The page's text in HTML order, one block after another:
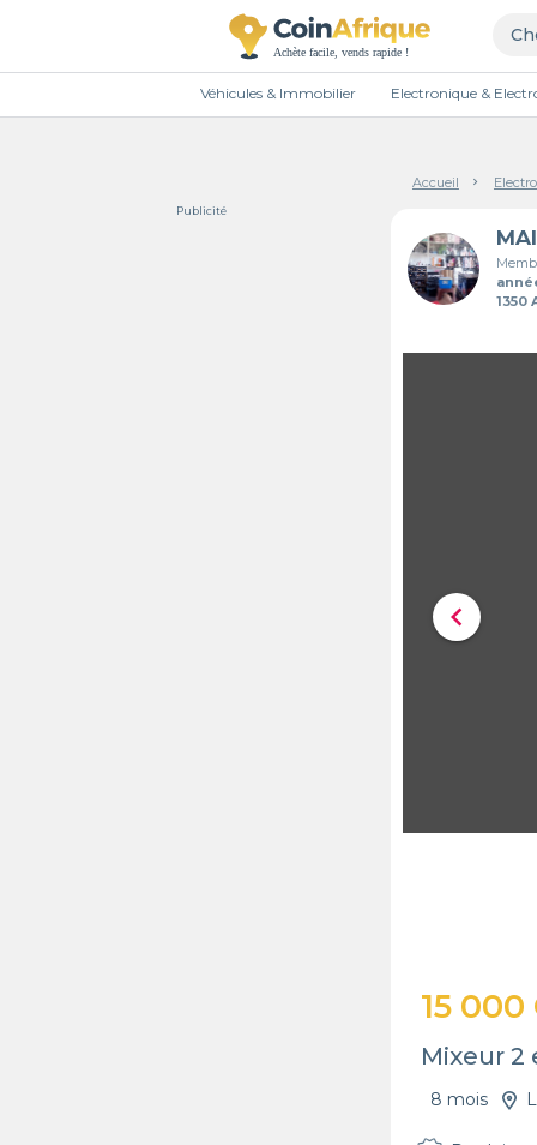
Véhicules & Immobilier Electronique &
Accueil
Publicité
1350
chevron_left
15 000
Mixeur 2
8 mois